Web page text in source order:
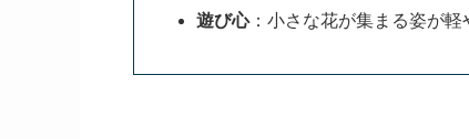
遊び心：小さな花が集まる姿が軽